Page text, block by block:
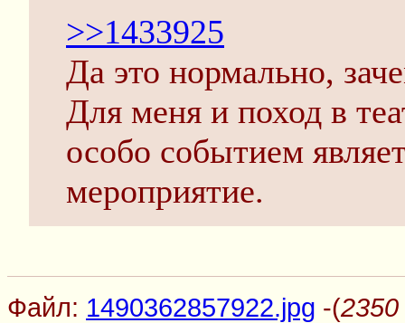
>>1433925
Да это нормально,
Для меня и поход в
особо событием
мероприятие.
Файл: 1490362857922.jpg -(